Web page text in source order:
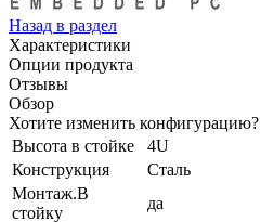
Назад в раздел
Характеристики
Опции продукта
Отзывы
Обзор
Хотите изменить конфигурацию?
Высота в стойке
4U
Конструкция
Сталь
Монтаж.В
стойку
да